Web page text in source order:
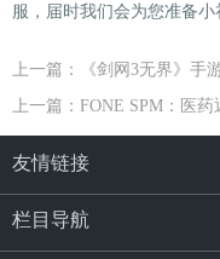
服，届时我们会为您准备小
上一篇：FONE SPM：医
友情链接
栏目导航